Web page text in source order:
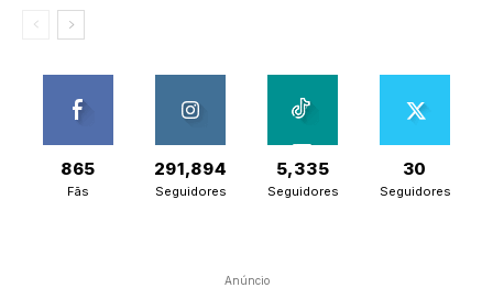
865
Fãs
291,894
Seguidores
5,335
Seguidores
30
Seguidores
Anúncio